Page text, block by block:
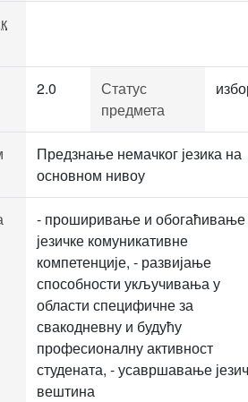
2.0
Статус
предмета
Предзнање немачког језика на
основном нивоу
- проширивање и обогаћивање
језичке комуникативне
компетенције, - развијање
способности укључивања у
области специфичне за
свакодневну и будућу
професионалну активност
студената, - усавршавање
вештина